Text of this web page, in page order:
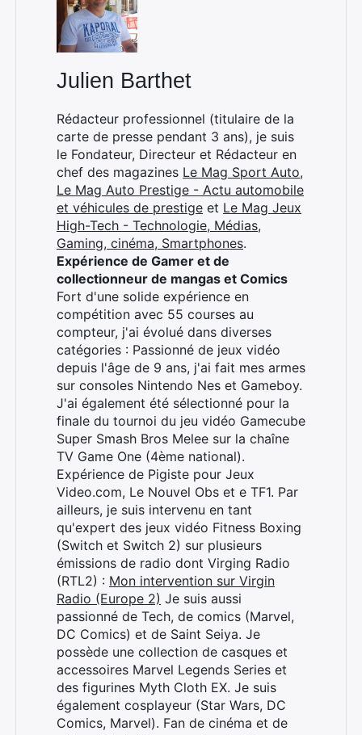
Julien Barthet
Rédacteur professionnel (titulaire de la
carte de presse pendant 3 ans), je suis
le Fondateur, Directeur et Rédacteur en
chef des magazines Le Mag Sport Auto,
Le Mag Auto Prestige - Actu automobile
et véhicules de prestige et Le Mag Jeux
High-Tech - Technologie, Médias,
Gaming, cinéma, Smartphones.
Expérience de Gamer et de
collectionneur de mangas et Comics
Fort d'une solide expérience en
compétition avec 55 courses au
compteur, j'ai évolué dans diverses
catégories : Passionné de jeux vidéo
depuis l'âge de 9 ans, j'ai fait mes armes
sur consoles Nintendo Nes et Gameboy.
J'ai également été sélectionné pour la
finale du tournoi du jeu vidéo Gamecube
Super Smash Bros Melee sur la chaîne
TV Game One (4ème national).
Expérience de Pigiste pour Jeux
Video.com, Le Nouvel Obs et e TF1. Par
ailleurs, je suis intervenu en tant
qu'expert des jeux vidéo Fitness Boxing
(Switch et Switch 2) sur plusieurs
émissions de radio dont Virging Radio
(RTL2) : Mon intervention sur Virgin
Radio (Europe 2) Je suis aussi
passionné de Tech, de comics (Marvel,
DC Comics) et de Saint Seiya. Je
possède une collection de casques et
accessoires Marvel Legends Series et
des figurines Myth Cloth EX. Je suis
également cosplayeur (Star Wars, DC
Comics, Marvel). Fan de cinéma et de
Rechercher